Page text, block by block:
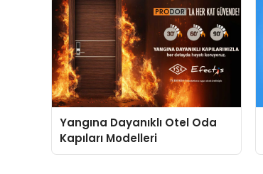
Yangına Dayanıklı Otel Oda
Kapıları Modelleri